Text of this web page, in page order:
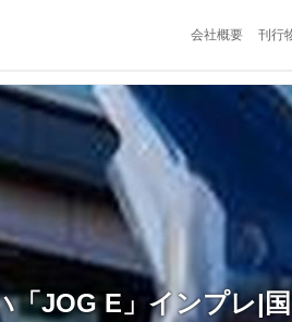
会社概要 刊行
「JOG E」インプレ|